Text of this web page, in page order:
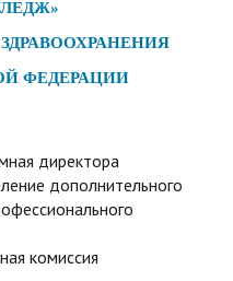
ФЕДЕРАЦИИ
директора
дополнительного
комиссия